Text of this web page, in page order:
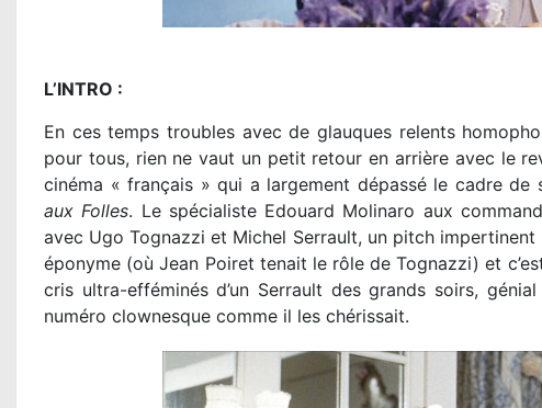
L’INTRO :
En ces temps troubles avec de glauques relents
pour tous, rien ne vaut un petit retour en arrière avec le
cinéma « français » qui a largement dépassé le cadre
aux Folles. Le spécialiste Edouard Molinaro aux
avec Ugo Tognazzi et Michel Serrault, un pitch
éponyme (où Jean Poiret tenait le rôle de Tognazzi) et
cris ultra-efféminés d’un Serrault des grands soirs,
numéro clownesque comme il les chérissait.